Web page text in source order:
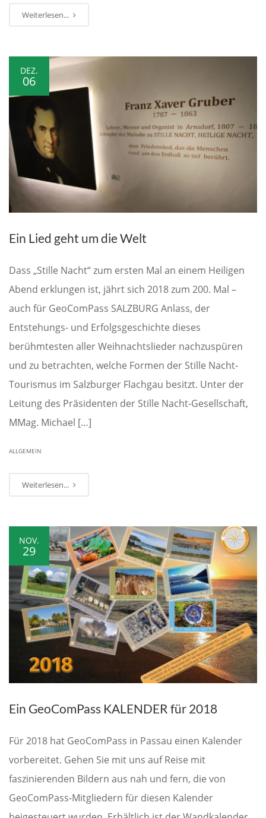
Weiterlesen...
DEZ.
06
Ein Lied geht um die Welt
Dass „Stille Nacht“ zum ersten Mal an einem Heiligen
Abend erklungen ist, jährt sich 2018 zum 200. Mal –
auch für GeoComPass SALZBURG Anlass, der
Entstehungs- und Erfolgsgeschichte dieses
berühmtesten aller Weihnachtslieder nachzuspüren
und zu betrachten, welche Formen der Stille Nacht-
Tourismus im Salzburger Flachgau besitzt. Unter der
Leitung des Präsidenten der Stille Nacht-Gesellschaft,
MMag. Michael […]
ALLGEMEIN
Weiterlesen...
NOV.
29
Ein GeoComPass KALENDER für 2018
Für 2018 hat GeoComPass in Passau einen Kalender
vorbereitet. Gehen Sie mit uns auf Reise mit
faszinierenden Bildern aus nah und fern, die von
GeoComPass-Mitgliedern für diesen Kalender